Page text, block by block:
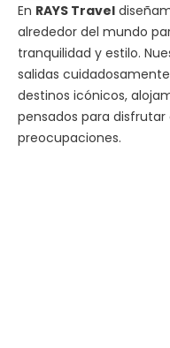
En RAYS Travel
alrededor del mundo
tranquilidad y estilo.
salidas
destinos icónicos,
pensados para
preocupaciones.